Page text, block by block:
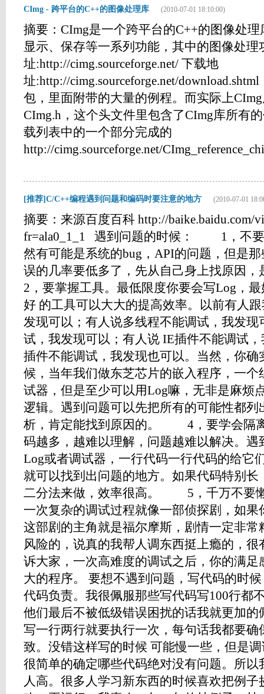
CImg - 跨平台的C++的图像处理库 (2010-07-01 18:10:00)
摘要：CImg是一个跨平台的C++的图像处
显示、保存等一系列功能，其中的图像处
址:http://cimg.sourceforge.net/ 下载地
址:http://cimg.sourceforge.net/
包，里面附带的大量的例程。而实际上
CImg.h，这个头文件里包含了CImg库所有
载列表中的一个部分完成的
http://cimg.sourceforge.net/
[推荐]C/C++编程遇到问题和编码时要注意的地方 (2010-07-01
摘要：来源百度百科 http://baike.baidu.com/
fr=ala0_1_1 遇到问题的时候： 1，不要
然有可能是系统的bug，API的问题，但是
误的几率要低多了，先从自己身上找原
2，要掌握工具。最低限度你要会写Log，
好 的工具可以大大的提高效率。以前有人
发现可以；有人说多线程不能调试，我发
试，我发现可以；有人说 IE插件不能调试
插件不能调试，我发现也可以。当然，你
候，当年我们做东芝芯片的嵌入程序，一
试器，但是至少可以用Log嘛，无非是麻
逻辑。遇到问题可以先把所有的可能性都
析，肯定能找到原因的。 4，要学会隔
码越多，越难以理解，问题越难以解决。
Log或者调试器，一行代码一行代码的给它
就可以找到出问题的地方。如果代码特别
二分法来做，效率很高。 5，千万不要
一次复杂的调试过程就像一部侦探剧，如
这部剧的主角就是福尔摩斯，剧情一定非
风险的，说真的我帮人调东西挺上瘾的，
诉大家，一次高难度的调试之后，你的满
大的程序。 要想不遇到问题，写代码的
代码负责。我很佩服那些写代码写100行都
他们最后不被低级错误困扰的话我就更加
写一行两行就要执行一次，每句话我都要
致。没错这样写的时候 可能慢一些，但是
很简单的确定哪些代码绝对没有问题。所
人高。很多人学习新东西的时候喜欢把例